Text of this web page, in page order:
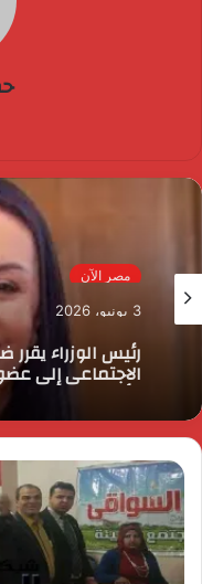
مصر الآن
3 يونيو، 2026
رئيس الوزراء
الاجتماعي إلى
الأعمال